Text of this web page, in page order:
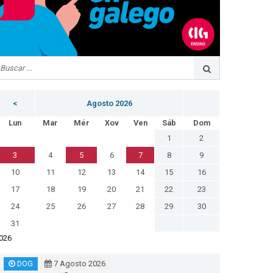
< Agosto 2026
Lun Mar Mér Xov Ven Sáb
Dom
1
2
3
4 5 6 7 8
9
10
11 12 13 14 15
16
17
18 19 20 21 22
23
24
25 26 27 28 29
30
31
DOG
7 Agosto 2026